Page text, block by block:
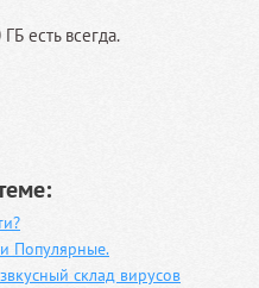
есть всегда.
Популярные.
склад вирусов